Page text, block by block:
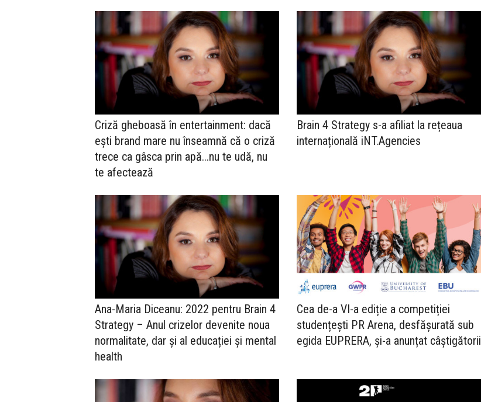
Criză gheboasă în entertainment: dacă
ești brand mare nu înseamnă că o criză
trece ca gâsca prin apă...nu te udă, nu
te afectează
Brain 4 Strategy s-a afiliat la rețeaua
internațională iNT.Agencies
Ana-Maria Diceanu: 2022 pentru Brain 4
Strategy – Anul crizelor devenite noua
normalitate, dar și al educației și mental
health
Cea de-a VI-a ediție a competiției
studențești PR Arena, desfășurată sub
egida EUPRERA, și-a anunțat câștigătorii